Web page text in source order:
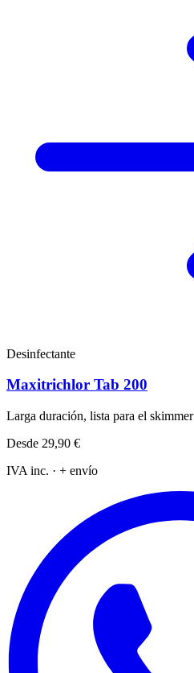
Desinfectante
Maxitrichlor Tab 200
Larga duración, lista para el skimmer
Desde 29,90 €
IVA inc. · + envío